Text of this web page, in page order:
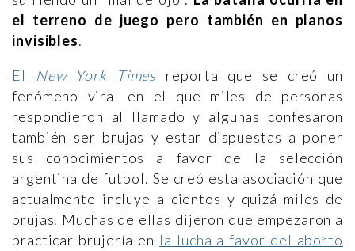
el terreno de juego pero también en planos
invisibles.
El
New York Times reporta que se creó un
fenómeno viral en el que miles de personas
respondieron al llamado y algunas confesaron
también ser brujas y estar dispuestas a poner
sus conocimientos a favor de la selección
argentina de futbol. Se creó esta asociación que
actualmente incluye a cientos y quizá miles de
brujas. Muchas de ellas dijeron que empezaron a
practicar brujería en la lucha a favor del aborto